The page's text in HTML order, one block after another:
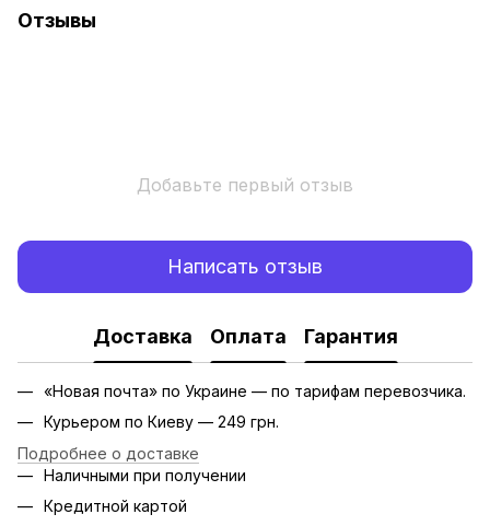
Отзывы
Добавьте первый отзыв
Написать отзыв
Доставка Оплата Гарантия
«Новая почта» по Украине — по тарифам перевозчика.
Курьером по Киеву — 249 грн.
Подробнее о доставке
Наличными при получении
Кредитной картой